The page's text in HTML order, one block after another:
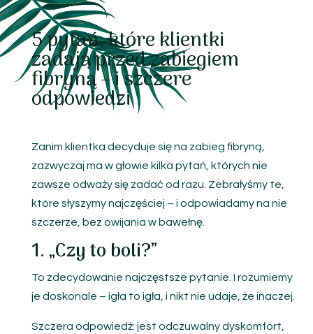
5 pytań, które klientki
zadają przed zabiegiem
fibryną – i szczere
odpowiedzi
Zanim klientka decyduje się na zabieg fibryną,
zazwyczaj ma w głowie kilka pytań, których nie
zawsze odważy się zadać od razu. Zebrałyśmy te,
które słyszymy najczęściej – i odpowiadamy na nie
szczerze, bez owijania w bawełnę.
1. „Czy to boli?”
To zdecydowanie najczęstsze pytanie. I rozumiemy
je doskonale – igła to igła, i nikt nie udaje, że inaczej.
Szczera odpowiedź: jest odczuwalny dyskomfort,